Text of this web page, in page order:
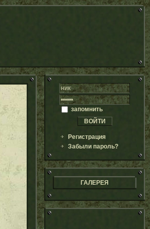
запомнить
Регистрация
Забыли пароль?
ГАЛЕРЕЯ